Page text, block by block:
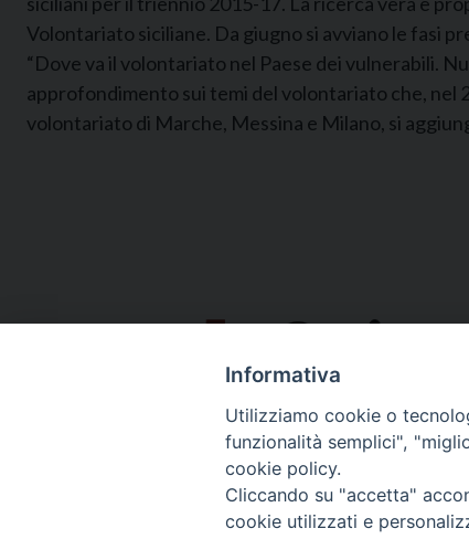
Volontariato siciliane. Da giugno si avviano le fasi
“Dove va il volontariato nel Paese dei vulnerabili.
approfondimento sui temi del volontariato che, nel
volontariato di Marche, Messina e Milano, si
Via Emilia, 19 (Provinciale)
98124 - Messina
Informativa
Utilizziamo cookie o
funzionalità semplici",
cookie policy.
Cliccando su "accetta"
cookie utilizzati e